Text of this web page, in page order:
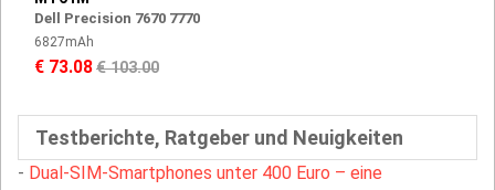
Dell Precision 7670 7770
6827mAh
€ 73.08€ 103.00
Testberichte, Ratgeber und Neuigkeiten
- Dual-SIM-Smartphones unter 400 Euro – eine